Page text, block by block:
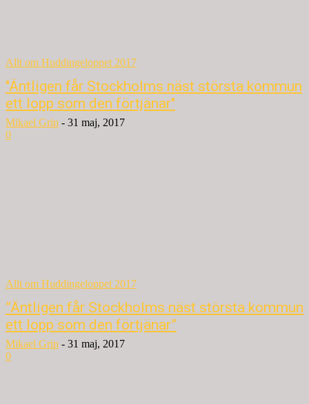
Allt om Huddingeloppet 2017
"Äntligen får Stockholms näst största kommun
ett lopp som den förtjänar"
Mikael Grip - 31 maj, 2017
0
Allt om Huddingeloppet 2017
”Äntligen får Stockholms näst största kommun
ett lopp som den förtjänar”
Mikael Grip - 31 maj, 2017
0